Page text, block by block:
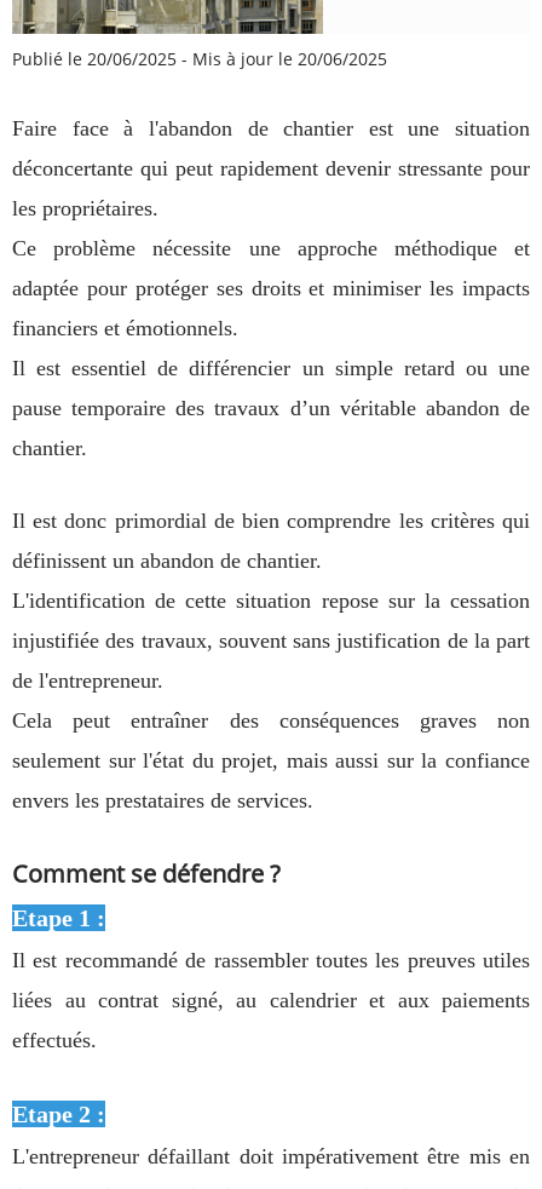
Publié le 20/06/2025 - Mis à jour le 20/06/2025
Faire face à l'abandon de chantier est une situation
déconcertante qui peut rapidement devenir stressante pour
les propriétaires.
Ce problème nécessite une approche méthodique et
adaptée pour protéger ses droits et minimiser les impacts
financiers et émotionnels.
Il est essentiel de différencier un simple retard ou une
pause temporaire des travaux d’un véritable abandon de
chantier.
Il est donc primordial de bien comprendre les critères qui
définissent un abandon de chantier.
L'identification de cette situation repose sur la cessation
injustifiée des travaux, souvent sans justification de la part
de l'entrepreneur.
Cela peut entraîner des conséquences graves non
seulement sur l'état du projet, mais aussi sur la confiance
envers les prestataires de services.
Comment se défendre ?
Etape 1 :
Il est recommandé de rassembler toutes les preuves utiles
liées au contrat signé, au calendrier et aux paiements
effectués.
Etape 2 :
L'entrepreneur défaillant doit impérativement être mis en